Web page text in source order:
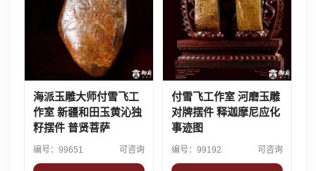
海派玉雕大师付雪飞工
作室 新疆和田玉黄沁独
籽摆件 普贤菩萨
编号：99651 可咨询
付雪飞工作室 河磨玉雕
对牌摆件 释迦摩尼应化
事迹图
编号：99192 可咨询